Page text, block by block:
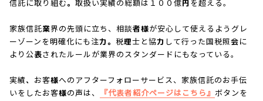
信託に取り組む。取扱い実績の総額は１００億円を超える。
家族信託業界の先頭に立ち、相談者様が安心して使えるようグレ
ーゾーンを明確化にも注力。税理士と協力して行った国税照会に
より公表されたルールが業界のスタンダードにもなっている。
実績、お客様へのアフターフォローサービス、家族信託のお手伝
いをしたお客様の声は、
『代表者紹介ページはこちら』 ボタンを